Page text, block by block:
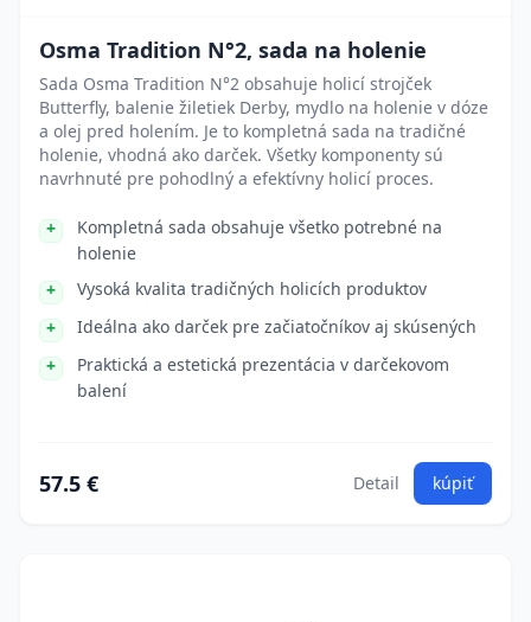
Osma Tradition N°2, sada na holenie
Sada Osma Tradition N°2 obsahuje holicí strojček
Butterfly, balenie žiletiek Derby, mydlo na holenie v dóze
a olej pred holením. Je to kompletná sada na tradičné
holenie, vhodná ako darček. Všetky komponenty sú
navrhnuté pre pohodlný a efektívny holicí proces.
Kompletná sada obsahuje všetko potrebné na
holenie
Vysoká kvalita tradičných holicích produktov
Ideálna ako darček pre začiatočníkov aj skúsených
Praktická a estetická prezentácia v darčekovom
balení
57.5 € Detail kúpiť